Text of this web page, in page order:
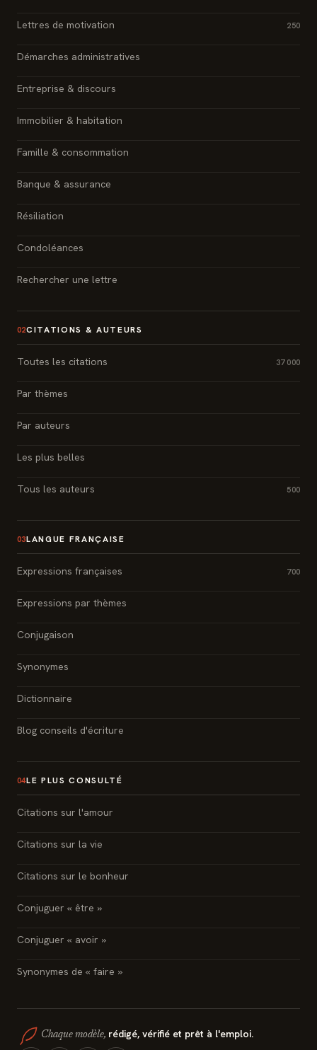
Lettres de motivation 250
Démarches administratives
Entreprise & discours
Immobilier & habitation
Famille & consommation
Banque & assurance
Résiliation
Condoléances
Rechercher une lettre
02CITATIONS & AUTEURS
Toutes les citations 37 000
Par thèmes
Par auteurs
Les plus belles
Tous les auteurs 500
03LANGUE FRANÇAISE
Expressions françaises 700
Expressions par thèmes
Conjugaison
Synonymes
Dictionnaire
Blog conseils d'écriture
04LE PLUS CONSULTÉ
Citations sur l'amour
Citations sur la vie
Citations sur le bonheur
Conjuguer « être »
Conjuguer « avoir »
Synonymes de « faire »
Chaque modèle, rédigé, vérifié et prêt à l'emploi.